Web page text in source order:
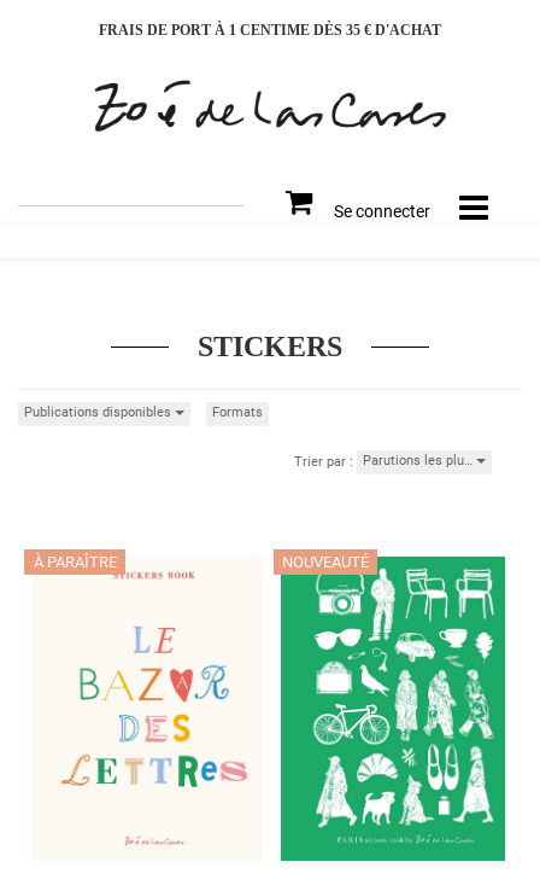
FRAIS DE PORT À 1 CENTIME DÈS 35 € D'ACHAT
sur
Se connecter
STICKERS
Publications disponibles Formats
Trier par : Parutions les plu…
À PARAÎTRE NOUVEAUTÉ